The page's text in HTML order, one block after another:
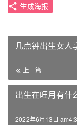
生成海报
几点钟出生女人
上一篇
出生在旺月有什
2022年6月13日